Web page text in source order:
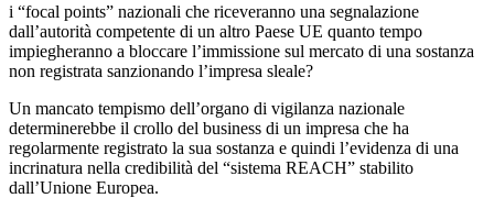
i “focal points” nazionali che riceveranno una segnalazione
dall’autorità competente di un altro Paese UE quanto tempo
impiegheranno a bloccare l’immissione sul mercato di una sostanza
non registrata sanzionando l’impresa sleale?
Un mancato tempismo dell’organo di vigilanza nazionale
determinerebbe il crollo del business di un impresa che ha
regolarmente registrato la sua sostanza e quindi l’evidenza di una
incrinatura nella credibilità del “sistema REACH” stabilito
dall’Unione Europea.